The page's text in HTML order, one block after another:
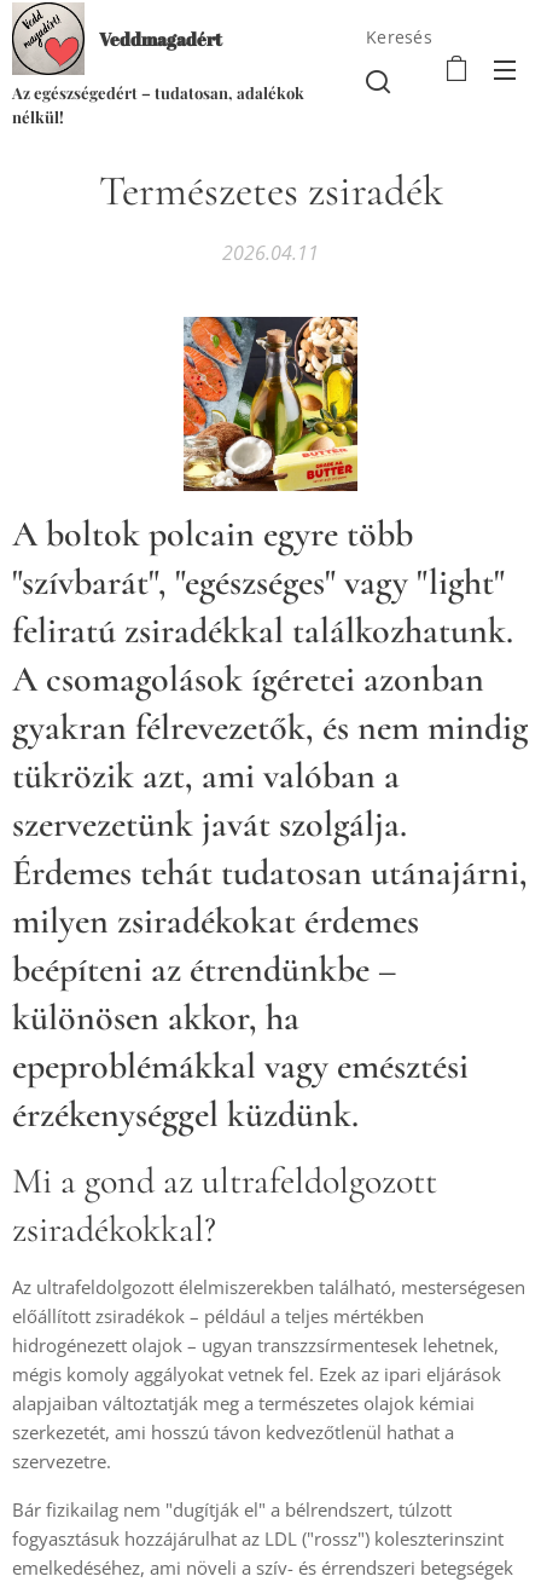
Veddmagadért
Az egészségedért – tudatosan, adalékok
nélkül!
Keresés
Természetes zsiradék
2026.04.11
A boltok polcain egyre több
"szívbarát", "egészséges" vagy "light"
feliratú zsiradékkal találkozhatunk.
A csomagolások ígéretei azonban
gyakran félrevezetők, és nem mindig
tükrözik azt, ami valóban a
szervezetünk javát szolgálja.
Érdemes tehát tudatosan utánajárni,
milyen zsiradékokat érdemes
beépíteni az étrendünkbe –
különösen akkor, ha
epeproblémákkal vagy emésztési
érzékenységgel küzdünk.
Mi a gond az ultrafeldolgozott
zsiradékokkal?
Az ultrafeldolgozott élelmiszerekben található, mesterségesen
előállított zsiradékok – például a teljes mértékben
hidrogénezett olajok – ugyan transzzsírmentesek lehetnek,
mégis komoly aggályokat vetnek fel. Ezek az ipari eljárások
alapjaiban változtatják meg a természetes olajok kémiai
szerkezetét, ami hosszú távon kedvezőtlenül hathat a
szervezetre.
Bár fizikailag nem "dugítják el" a bélrendszert, túlzott
fogyasztásuk hozzájárulhat az LDL ("rossz") koleszterinszint
emelkedéséhez, ami növeli a szív- és érrendszeri betegségek